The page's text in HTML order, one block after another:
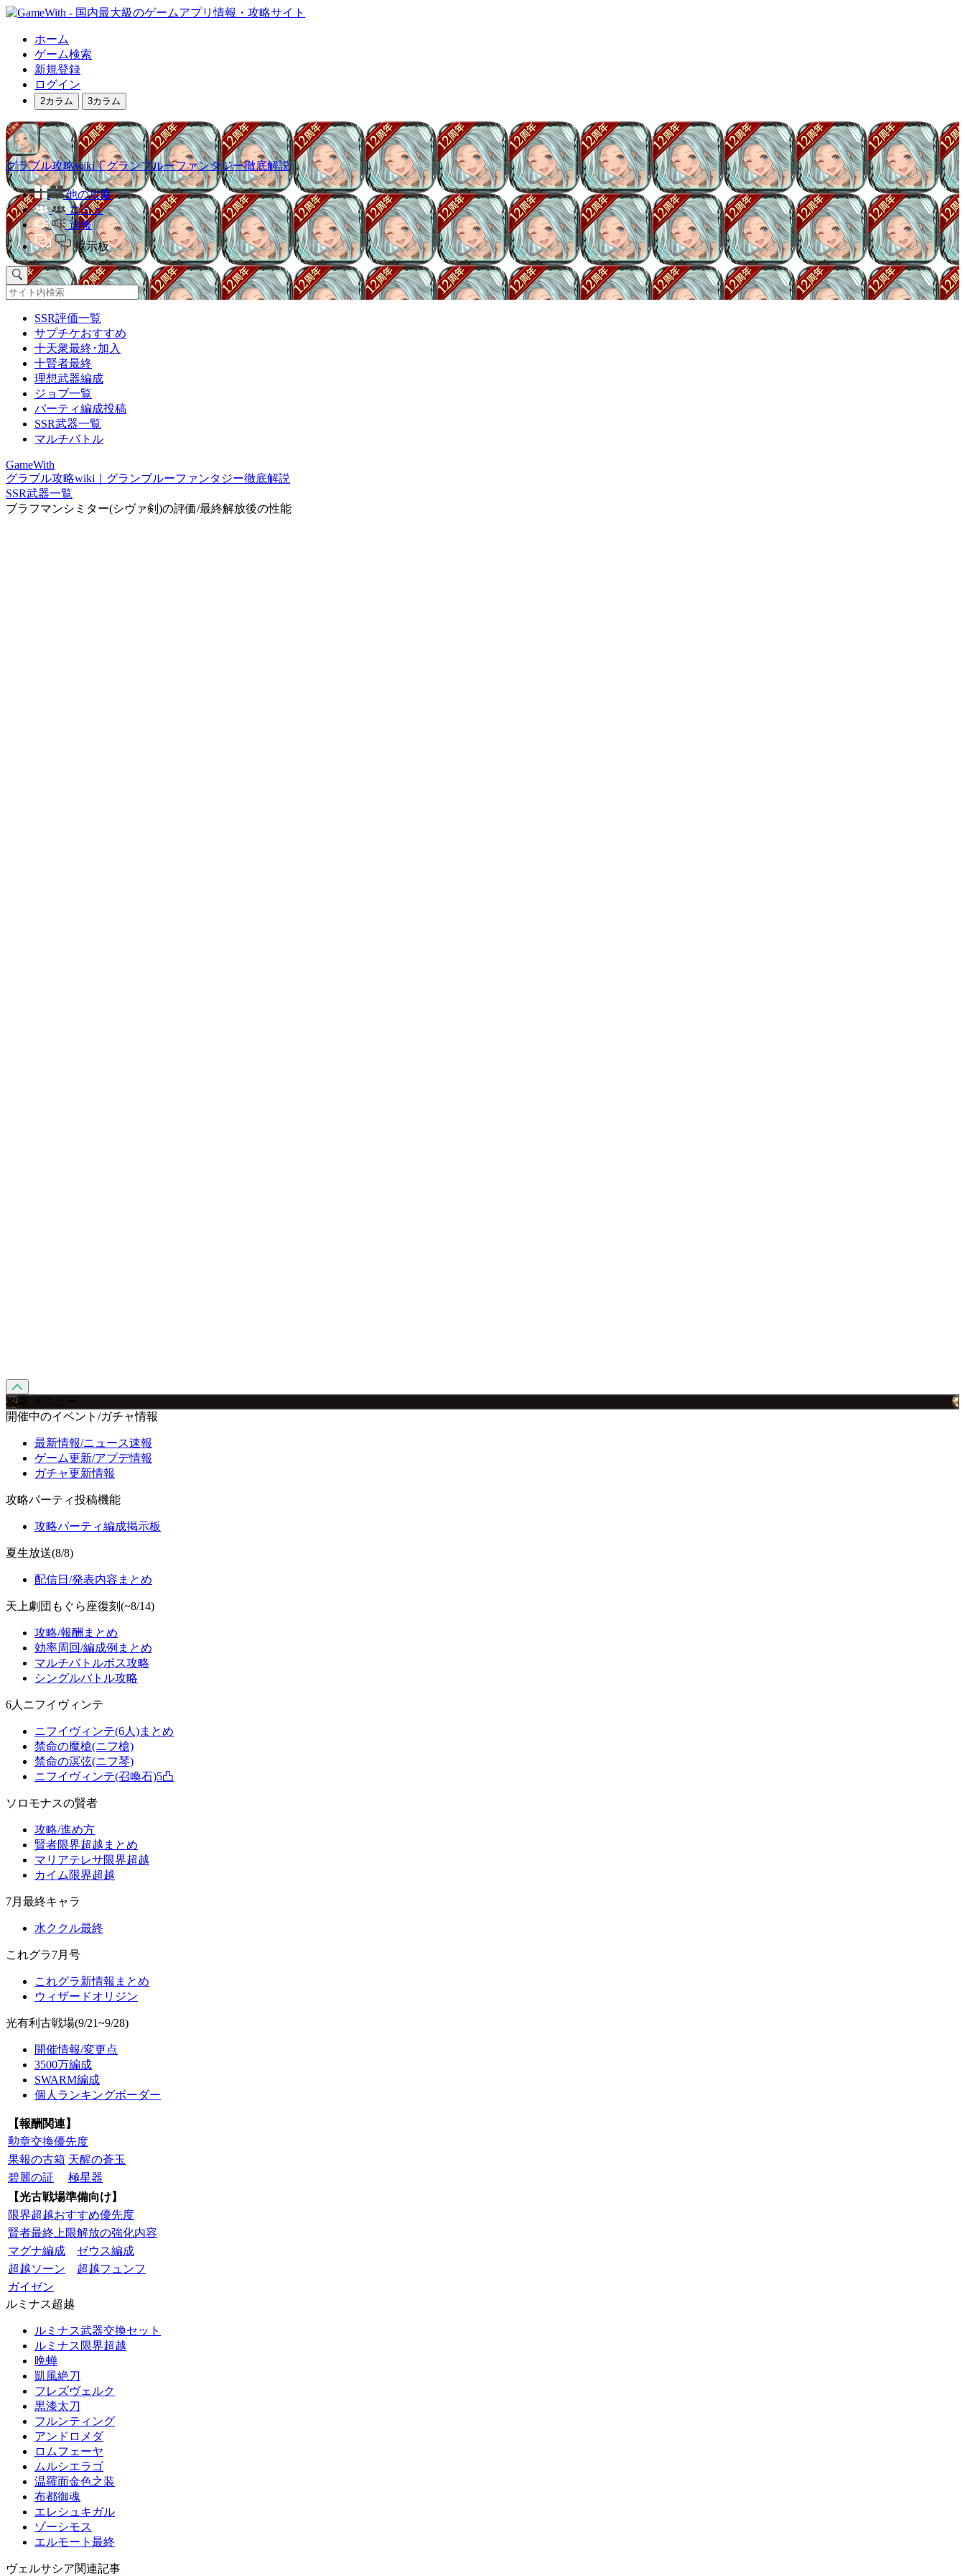
ホーム
ゲーム検索
新規登録
ログイン
2カラム 3カラム
グラブル攻略wiki｜グランブルーファンタジー徹底解説
他の攻略
コミュ
速報
掲示板
SSR評価一覧
サプチケおすすめ
十天衆最終･加入
十賢者最終
理想武器編成
ジョブ一覧
パーティ編成投稿
SSR武器一覧
マルチバトル
GameWith
グラブル攻略wiki｜グランブルーファンタジー徹底解説
SSR武器一覧
ブラフマンシミター(シヴァ剣)の評価/最終解放後の性能
攻略 メニュー
開催中のイベント/ガチャ情報
最新情報/ニュース速報
ゲーム更新/アプデ情報
ガチャ更新情報
攻略パーティ投稿機能
攻略パーティ編成掲示板
夏生放送(8/8)
配信日/発表内容まとめ
天上劇団もぐら座復刻(~8/14)
攻略/報酬まとめ
効率周回/編成例まとめ
マルチバトルボス攻略
シングルバトル攻略
6人ニフイヴィンテ
ニフイヴィンテ(6人)まとめ
禁命の魔槍(ニフ槍)
禁命の溟弦(ニフ琴)
ニフイヴィンテ(召喚石)5凸
ソロモナスの賢者
攻略/進め方
賢者限界超越まとめ
マリアテレサ限界超越
カイム限界超越
7月最終キャラ
水ククル最終
これグラ7月号
これグラ新情報まとめ
ウィザードオリジン
光有利古戦場(9/21~9/28)
開催情報/変更点
3500万編成
SWARM編成
個人ランキングボーダー
【報酬関連】
勲章交換優先度
果報の古箱 天醒の蒼玉
碧麗の証
極星器
【光古戦場準備向け】
限界超越おすすめ優先度
賢者最終上限解放の強化内容
マグナ編成
ゼウス編成
超越ソーン
超越フュンフ
ガイゼン
ルミナス超越
ルミナス武器交換セット
ルミナス限界超越
晩蝉
凱風絶刀
フレズヴェルク
黒漆太刀
フルンティング
アンドロメダ
ロムフェーヤ
ムルシエラゴ
温羅面金色之装
布都御魂
エレシュキガル
ゾーシモス
エルモート最終
ヴェルサシア関連記事